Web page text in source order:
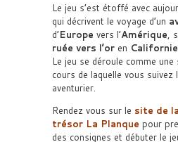
Le jeu s’est étoffé avec
qui décrivent le voyage d’un
d’Europe vers l’Amérique ,
ruée vers l’or en Californie
Le jeu se déroule comme une
cours de laquelle vous suivez
aventurier.
Rendez vous sur le site de la
trésor La Planque pour
des consignes et débuter le